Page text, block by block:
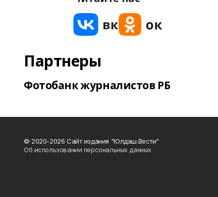
Партнеры
Фотобанк журналистов РБ
© 2020-2026 Сайт издания "Юлдаш.Вести"
Об использовании персональных данных